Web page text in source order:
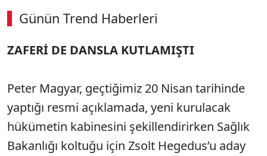
Günün Trend Haberleri
ZAFERİ DE DANSLA KUTLAMIŞTI
Peter Magyar, geçtiğimiz 20 Nisan tarihinde
yaptığı resmi açıklamada, yeni kurulacak
hükümetin kabinesini şekillendirirken Sağlık
Bakanlığı koltuğu için Zsolt Hegedus’u aday